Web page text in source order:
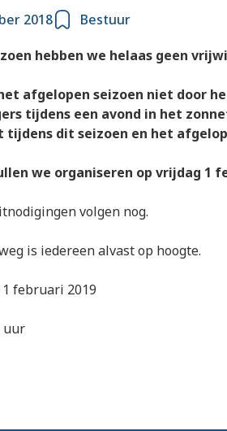
2018
Bestuur
hebben we helaas geen
afgelopen seizoen niet door
tijdens een avond in het
tijdens dit seizoen en het
we organiseren op vrijdag 1
volgen nog.
is iedereen alvast op hoogte.
februari 2019
uur